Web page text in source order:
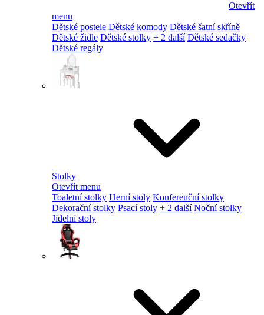
Otevřít
menu
Dětské postele Dětské komody Dětské šatní skříně
Dětské židle Dětské stolky + 2 další Dětské sedačky
Dětské regály
Stolky
Otevřít menu
Toaletní stolky Herní stoly Konferenční stolky
Dekorační stolky Psací stoly + 2 další Noční stolky
Jídelní stoly